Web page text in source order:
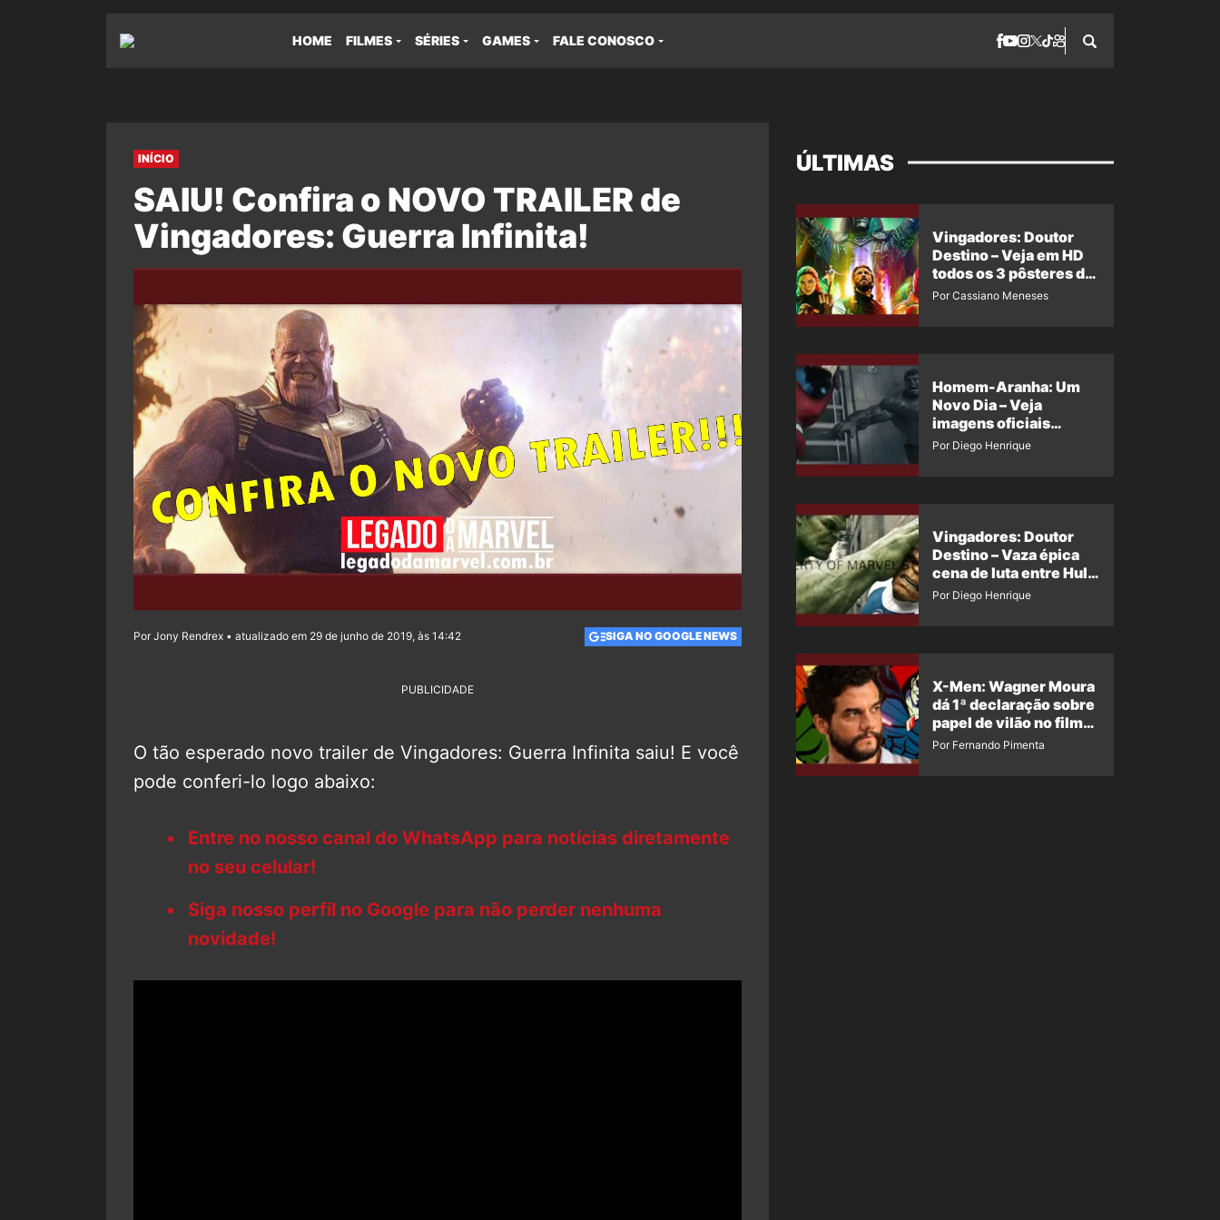
HOME FILMES SÉRIES GAMES FALE CONOSCO
INÍCIO
SAIU! Confira o NOVO TRAILER de
Vingadores: Guerra Infinita!
Por Jony Rendrex • atualizado em 29 de junho de 2019, às 14:42 SIGA NO GOOGLE NEWS
PUBLICIDADE
O tão esperado novo trailer de Vingadores: Guerra Infinita saiu! E você
pode conferi-lo logo abaixo:
Entre no nosso canal do WhatsApp para notícias diretamente
no seu celular!
Siga nosso perfil no Google para não perder nenhuma
novidade!
ÚLTIMAS
Vingadores: Doutor
Destino – Veja em HD
todos os 3 pôsteres de
‘Doomsday’ + 1 imagem
Por Cassiano Meneses
Homem-Aranha: Um
Novo Dia – Veja
imagens oficiais
descartadas do Hulk
Por Diego Henrique
Vingadores: Doutor
Destino – Vaza épica
cena de luta entre Hulk
e o Coisa
Por Diego Henrique
X-Men: Wagner Moura
dá 1ª declaração sobre
papel de vilão no filme
da Marvel
Por Fernando Pimenta